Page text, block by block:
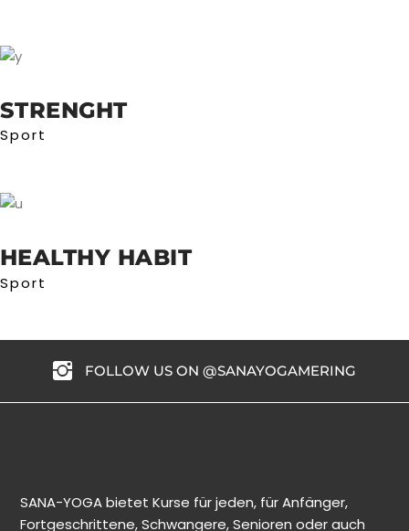
STRENGHT
Sport
HEALTHY HABIT
Sport
FOLLOW US ON @SANAYOGAMERING
SANA-YOGA bietet Kurse für jeden, für Anfänger,
Fortgeschrittene, Schwangere, Senioren oder auch